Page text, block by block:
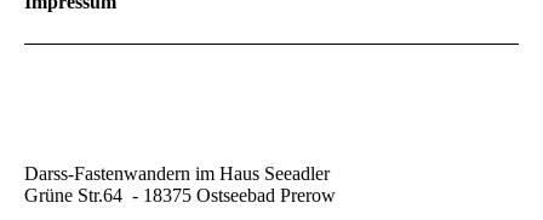
Darss-Fastenwandern im Haus Seeadler
Grüne Str.64 - 18375 Ostseebad Prerow